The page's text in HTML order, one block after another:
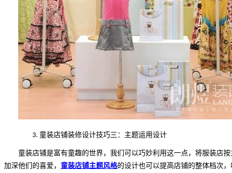
3. 童装店铺装修设计技巧三：主题运用设计
童装店铺是富有童趣的世界，我们可以巧妙利用这一点，将服装店
加深他们的喜爱， 童装店铺主题风格的设计也可以提高店铺的整体档次，